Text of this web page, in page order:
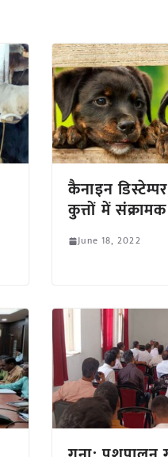
कैनाइन
कुत्तों में संक्रामक
June 18, 2022